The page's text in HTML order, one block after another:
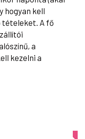
hogyan kell
tételeket. A fő
a
kezelni a